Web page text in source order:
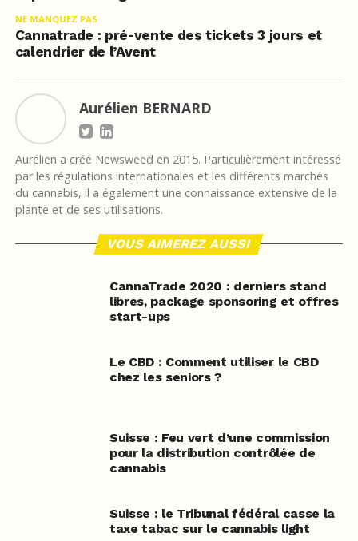
NE MANQUEZ PAS
Cannatrade : pré-vente des tickets 3 jours et
calendrier de l’Avent
Aurélien BERNARD
Aurélien a créé Newsweed en 2015. Particulièrement intéressé
par les régulations internationales et les différents marchés
du cannabis, il a également une connaissance extensive de la
plante et de ses utilisations.
VOUS AIMEREZ AUSSI
CannaTrade 2020 : derniers stand
libres, package sponsoring et offres
start-ups
Le CBD : Comment utiliser le CBD
chez les seniors ?
Suisse : Feu vert d’une commission
pour la distribution contrôlée de
cannabis
Suisse : le Tribunal fédéral casse la
taxe tabac sur le cannabis light